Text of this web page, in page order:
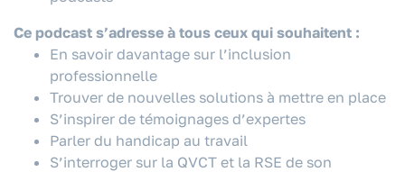
Ce podcast s’adresse à tous ceux qui souhaitent :
En savoir davantage sur l’inclusion
professionnelle
Trouver de nouvelles solutions à mettre en place
S’inspirer de témoignages d’expertes
Parler du handicap au travail
S’interroger sur la QVCT et la RSE de son